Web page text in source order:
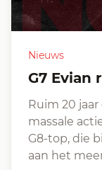
Nieuws
G7
Ruim 20
massale
G8-top, die
aan het